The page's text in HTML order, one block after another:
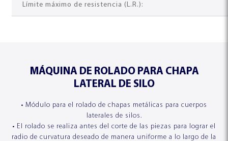
Límite máximo de resistencia (L.R.):
MÁQUINA DE ROLADO PARA CHAPA
LATERAL DE SILO
• Módulo para el rolado de chapas metálicas para cuerpos
laterales de silos.
• El rolado se realiza antes del corte de las piezas para lograr el
radio de curvatura deseado de manera uniforme a lo largo de la